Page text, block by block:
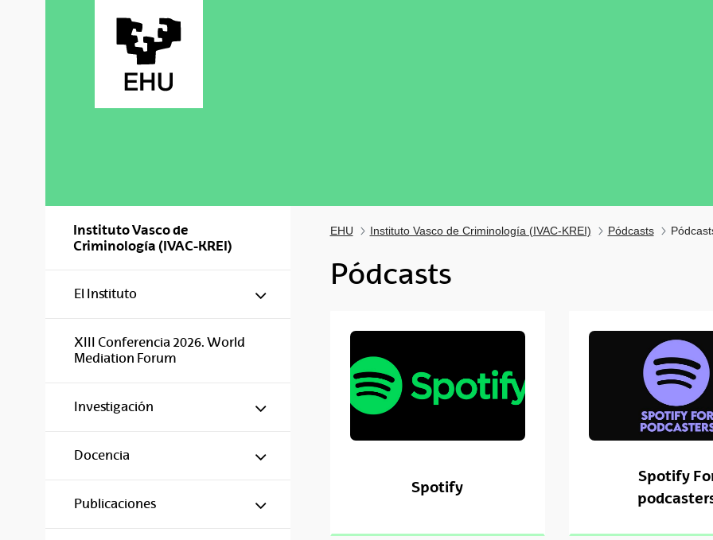
Instituto Vasco de
Criminología (IVAC-KREI)
El Instituto Mostrar/ocultar subpáginas
XIII Conferencia 2026. World
Mediation Forum
Investigación Mostrar/ocultar subpáginas
Docencia Mostrar/ocultar subpáginas
Publicaciones Mostrar/ocultar subpáginas
EHU Instituto Vasco de Criminología (IVAC-KREI) Pódcasts
Pódcasts
Spotify
Spotify